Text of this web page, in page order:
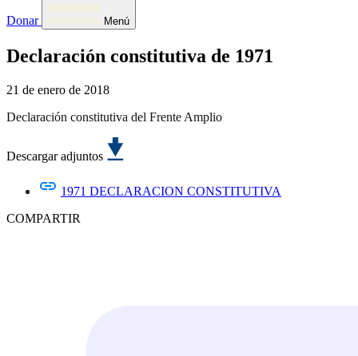
Donar Menú
Declaración constitutiva de 1971
21 de enero de 2018
Declaración constitutiva del Frente Amplio
Descargar adjuntos
1971 DECLARACION CONSTITUTIVA
COMPARTIR